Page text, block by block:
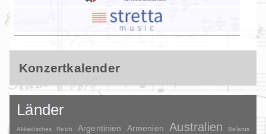
Konzertkalender
Länder
Akkadisches Reich Argentinien Armenien Australien Belarus